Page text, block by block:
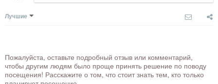
Лучшие
Пожалуйста, оставьте подробный отзыв или комментарий,
чтобы другим людям было проще принять решение по поводу
посещения! Расскажите о том, что стоит знать тем, кто только